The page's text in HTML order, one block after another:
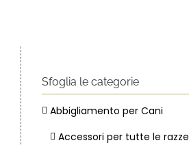
Sfoglia le categorie
Abbigliamento per Cani
Accessori per tutte le razze